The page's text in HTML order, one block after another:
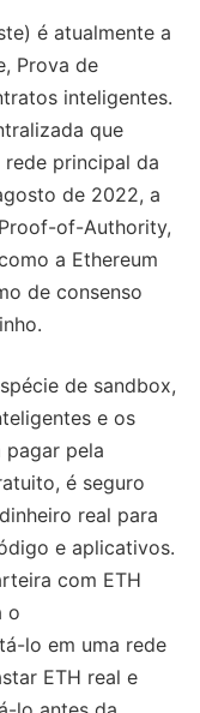
é atualmente a
Prova de
inteligentes.
que
principal da
de 2022, a
of-Authority,
a Ethereum
de consenso
de sandbox,
e os
pagar pela
é seguro
real para
e aplicativos.
com ETH
o
lo em uma rede
ETH real e